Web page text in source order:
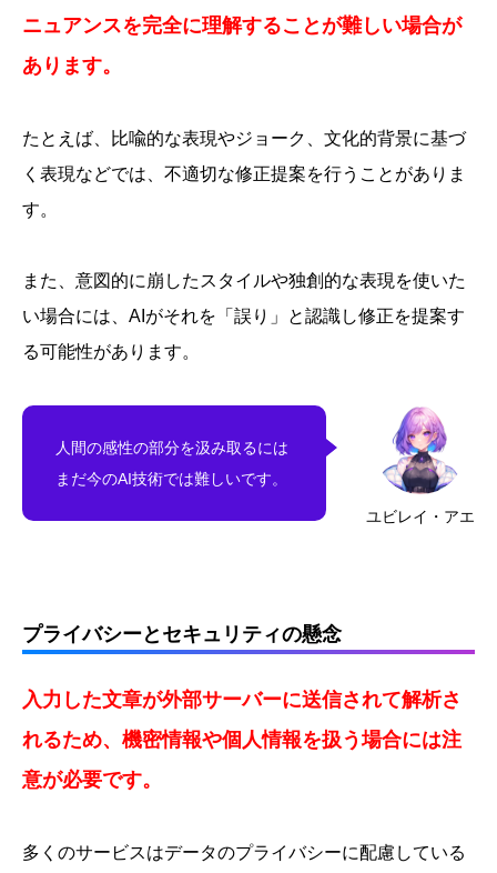
ニュアンスを完全に理解することが難しい場合が
あります。
たとえば、比喩的な表現やジョーク、文化的背景に基づ
く表現などでは、不適切な修正提案を行うことがありま
す。
また、意図的に崩したスタイルや独創的な表現を使いた
い場合には、AIがそれを「誤り」と認識し修正を提案す
る可能性があります。
ユビレイ・アエ
人間の感性の部分を汲み取るには
まだ今のAI技術では難しいです。
プライバシーとセキュリティの懸念
入力した文章が外部サーバーに送信されて解析さ
れるため、機密情報や個人情報を扱う場合には注
意が必要です。
多くのサービスはデータのプライバシーに配慮している